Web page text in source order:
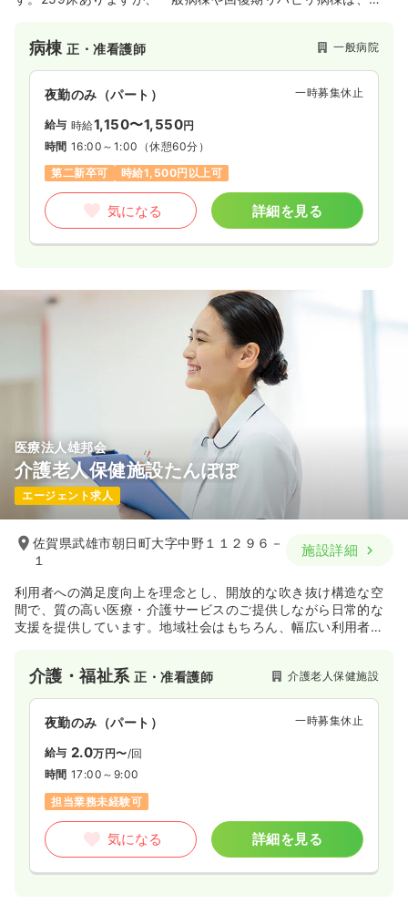
に合わせた幅広い医療を提供されています。
病棟正・准看護師 一般病院
夜勤のみ（パート） 一時募集休止
給与 時給1,150〜1,550円
時間 16:00～1:00 （休憩60分）
第二新卒可
時給1,500円以上可
気になる 詳細を見る
医療法人雄邦会
介護老人保健施設たんぽぽ
エージェント求人
佐賀県武雄市朝日町大字中野１１２９６－
１
施設詳細
利用者への満足度向上を理念とし、開放的な吹き抜け構造な空
間で、質の高い医療・介護サービスのご提供しながら日常的な
支援を提供しています。地域社会はもちろん、幅広い利用者様
ことを目指します。介護老人保健施設は利用者の尊厳を守り、
安全に配慮しながら、生活機能の維持・向上をめざし総合的に
援助します。
介護・福祉系正・准看護師 介護老人保健施設
夜勤のみ（パート） 一時募集休止
給与 2.0万円〜/回
時間 17:00～9:00
担当業務未経験可
気になる 詳細を見る